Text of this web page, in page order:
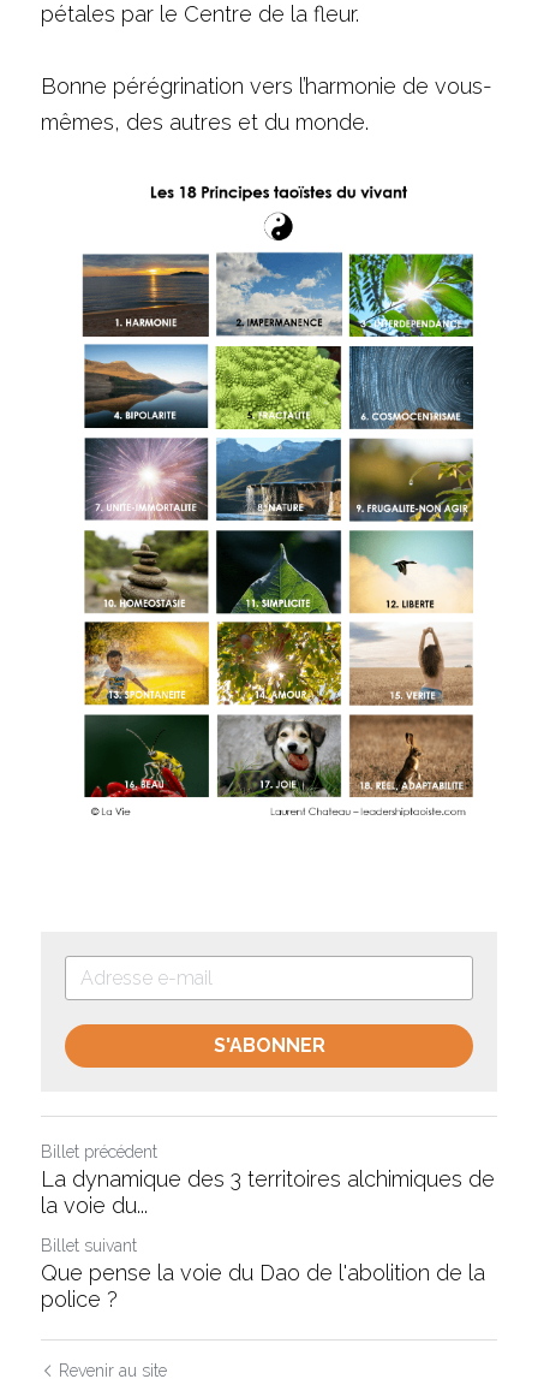
pétales par le Centre de la fleur.
Bonne pérégrination vers l’harmonie de vous-
mêmes, des autres et du monde.
S'ABONNER
Billet précédent
La dynamique des 3 territoires alchimiques de
la voie du...
Billet suivant
Que pense la voie du Dao de l'abolition de la
police ?
Revenir au site